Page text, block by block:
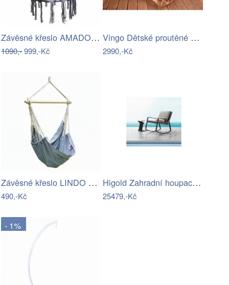
Závěsné křeslo AMADO 2 NEW Tempo Kondela
1090,-999,-Kč
Vingo Dětské proutěné houpací křeslo
2990,-Kč
Závěsné křeslo LINDO NEW Tempo Kondela
490,-Kč
Higold Zahradní houpací křeslo HIGOLD…
25479,-Kč
- 1%